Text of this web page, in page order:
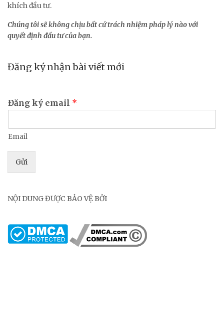
khích đầu tư.
Chúng tôi sẽ không chịu bất cứ trách nhiệm pháp lý nào với
quyết định đầu tư của bạn.
Đăng ký nhận bài viết mới
Đăng ký email *
Email
Gửi
NỘI DUNG ĐƯỢC BẢO VỆ BỞI